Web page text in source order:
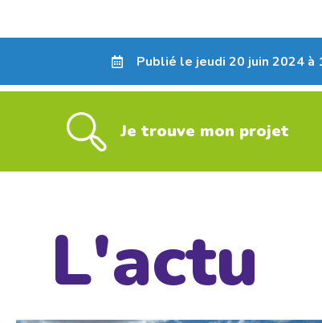
Publié le jeudi 20 juin 2024 à
Je trouve mon projet
L'actu